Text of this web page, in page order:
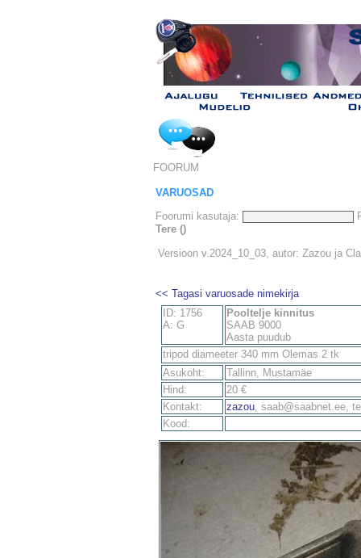
FOORUM
VARUOSAD
Foorumi kasutaja:
Tere ()
Versioon v.2024_10_03, autor: Zazou ja
<< Tagasi varuosade nimekirja
ID: 1756
A: G
Pooltelje kinnitus
SAAB 9000
Aasta puudub
tripod diameeter 340 mm Olemas 2 tk
Asukoht:
Tallinn, Mustamäe
Hind:
20 €
Kontakt:
zazou , saab@saabnet.ee,
Kood: